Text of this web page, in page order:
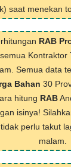
saat menekan
RAB
Kontraktor
Semua data
Bahan 30
hitung RAB
isinya!
perlu takut
malam.